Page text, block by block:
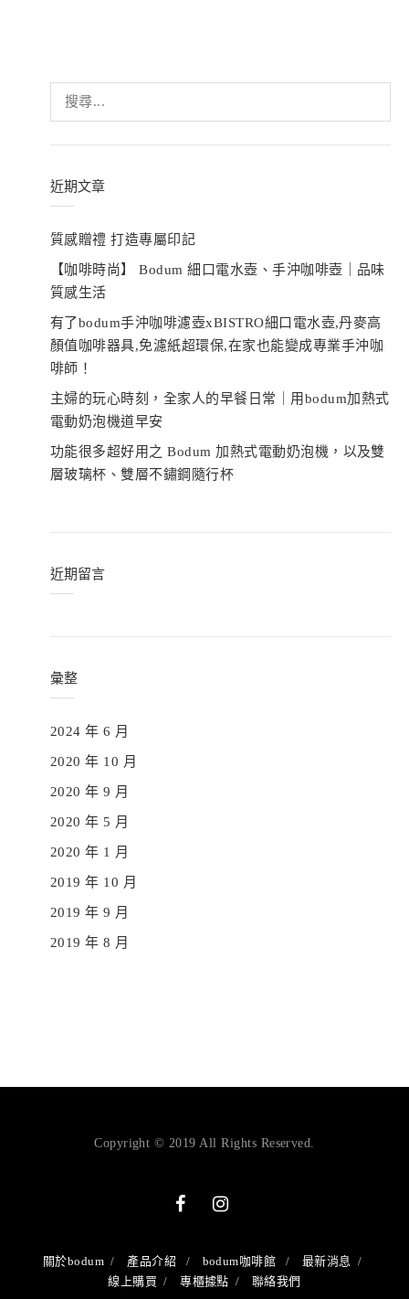
字:
近期文章
質感贈禮 打造專屬印記
【咖啡時尚】 Bodum 細口電水壺、手沖咖啡壺｜品味
質感生活
有了bodum手沖咖啡濾壺xBISTRO細口電水壺,丹麥高
顏值咖啡器具,免濾紙超環保,在家也能變成專業手沖咖
啡師！
主婦的玩心時刻，全家人的早餐日常｜用bodum加熱式
電動奶泡機道早安
功能很多超好用之 Bodum 加熱式電動奶泡機，以及雙
層玻璃杯、雙層不鏽鋼隨行杯
近期留言
彙整
2024 年 6 月
2020 年 10 月
2020 年 9 月
2020 年 5 月
2020 年 1 月
2019 年 10 月
2019 年 9 月
2019 年 8 月
Copyright © 2019 All Rights Reserved.
關於bodum 產品介紹 bodum咖啡館
最新消息
線上購買
專櫃據點 聯絡我們